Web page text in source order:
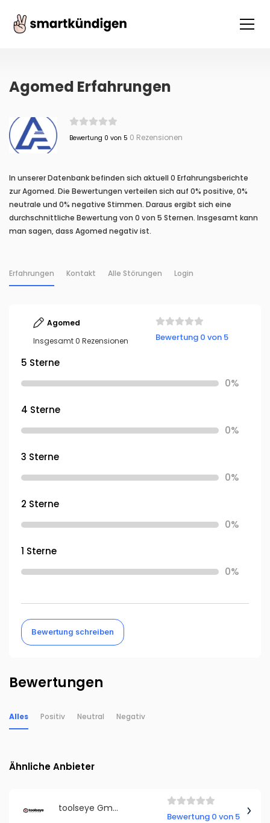
Agomed Erfahrungen
Bewertung 0 von 5 0 Rezensionen
In unserer Datenbank befinden sich aktuell 0 Erfahrungsberichte
zur Agomed. Die Bewertungen verteilen sich auf 0% positive, 0%
neutrale und 0% negative Stimmen. Daraus ergibt sich eine
durchschnittliche Bewertung von 0 von 5 Sternen. Insgesamt kann
man sagen, dass Agomed negativ ist.
Erfahrungen Kontakt Alle Störungen Login
Agomed
Insgesamt 0 Rezensionen
Bewertung 0 von 5
5 Sterne
0%
4 Sterne
0%
3 Sterne
0%
2 Sterne
0%
1 Sterne
0%
Bewertung schreiben
Bewertungen
Alles Positiv Neutral Negativ
Ähnliche Anbieter
toolseye GmbH
Bewertung 0 von 5